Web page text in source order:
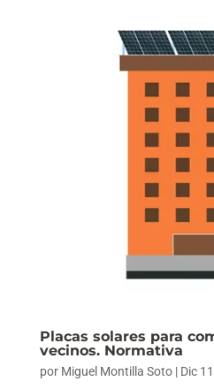
Placas solares para
vecinos. Normativa
por Miguel Montilla Soto| Dic